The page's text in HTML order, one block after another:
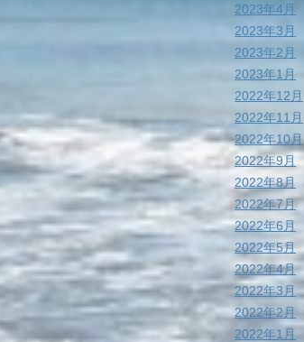
2023年4月
2023年3月
2023年2月
2023年1月
2022年12月
2022年11月
2022年10月
2022年9月
2022年8月
2022年7月
2022年6月
2022年5月
2022年4月
2022年3月
2022年2月
2022年1月